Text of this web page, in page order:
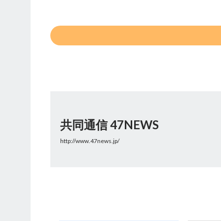
共同通信 47NEWS
http://www.47news.jp/